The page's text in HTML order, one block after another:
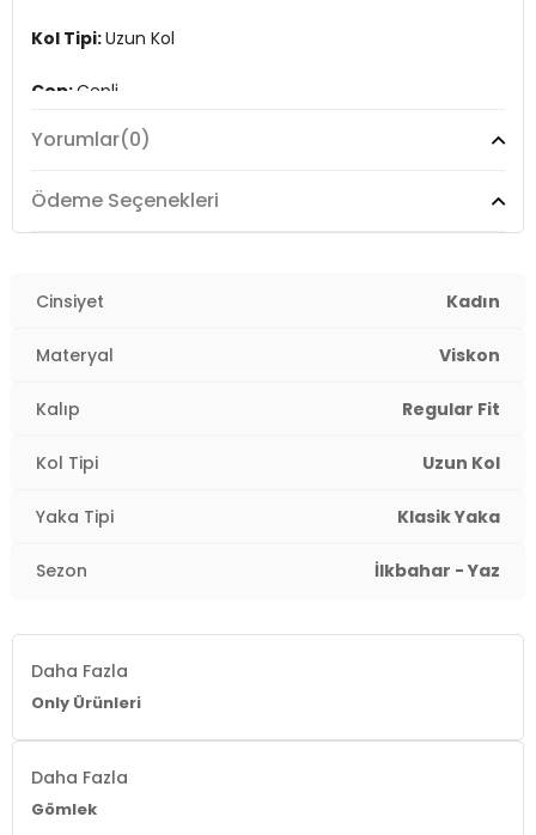
Kol Tipi:Uzun Kol
Cep:Cepli
Kumaş Tipi:Belirtilmemiş
Boy:Standart
Yaş Grubu:
Menşei:Burma
Yorumlar(0)
Ödeme Seçenekleri
Cinsiyet Kadın
Materyal Viskon
Kalıp Regular Fit
Kol Tipi Uzun Kol
Yaka Tipi Klasik Yaka
Sezon İlkbahar - Yaz
Daha Fazla
Only Ürünleri
Daha Fazla
Gömlek